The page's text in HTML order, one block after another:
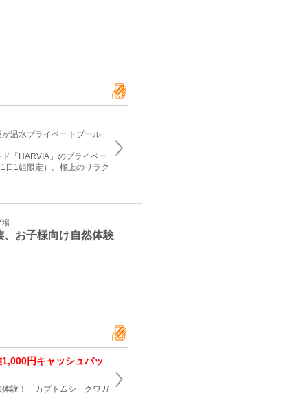
温水プライベートプール
「HARVIA」のプライベー
日1組限定）。極上のリラク
場
お子様向け自然体験
1,000円キャッシュバッ
体験！ カブトムシ クワガ